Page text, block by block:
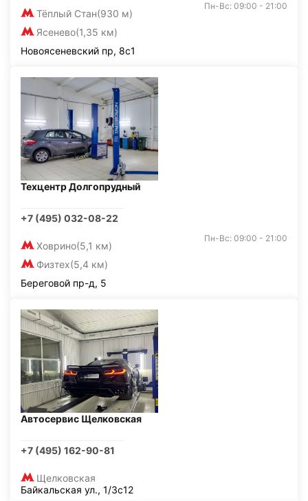
Тёплый Стан(930 м)
Ясенево(1,35 км)
Пн-Вс: 09:00 - 21:00
Новоясеневский пр, 8с1
Техцентр Долгопрудный
+7 (495) 032-08-22
Ховрино(5,1 км)
Физтех(5,4 км)
Пн-Вс: 09:00 - 21:00
Береговой пр-д, 5
Автосервис Щелковская
+7 (495) 162-90-81
Щелковская
Байкальская ул., 1/3с12